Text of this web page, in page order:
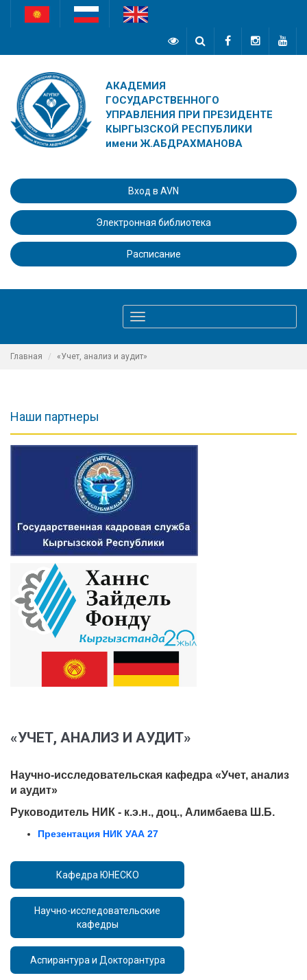
АКАДЕМИЯ
ГОСУДАРСТВЕННОГО
УПРАВЛЕНИЯ ПРИ ПРЕЗИДЕНТЕ
КЫРГЫЗСКОЙ РЕСПУБЛИКИ
имени Ж.АБДРАХМАНОВА
Вход в AVN
Электронная библиотека
Расписание
navigation
Главная «Учет, анализ и аудит»
Наши партнеры
«УЧЕТ, АНАЛИЗ И АУДИТ»
Научно-исследовательская кафедра «Учет, анализ
и аудит»
Руководитель НИК - к.э.н., доц., Алимбаева Ш.Б.
Презентация НИК УАА 27
Кафедра ЮНЕСКО
Научно-исследовательские
кафедры
Аспирантура и Докторантура